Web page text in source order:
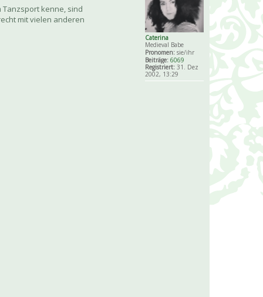
Caterina
Medieval Babe
Pronomen: sie/ihr
Beiträge: 6069
Registriert: 31. Dez
2002, 13:29
Tanzsport kenne, sind
mit vielen anderen